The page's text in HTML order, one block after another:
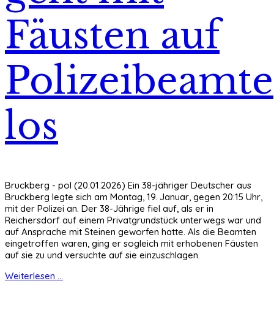
Fäusten auf
Polizeibeamte
los
Bruckberg - pol (20.01.2026) Ein 38-jähriger Deutscher aus
Bruckberg legte sich am Montag, 19. Januar, gegen 20:15 Uhr,
mit der Polizei an. Der 38-Jährige fiel auf, als er in
Reichersdorf auf einem Privatgrundstück unterwegs war und
auf Ansprache mit Steinen geworfen hatte. Als die Beamten
eingetroffen waren, ging er sogleich mit erhobenen Fäusten
auf sie zu und versuchte auf sie einzuschlagen.
Weiterlesen ...